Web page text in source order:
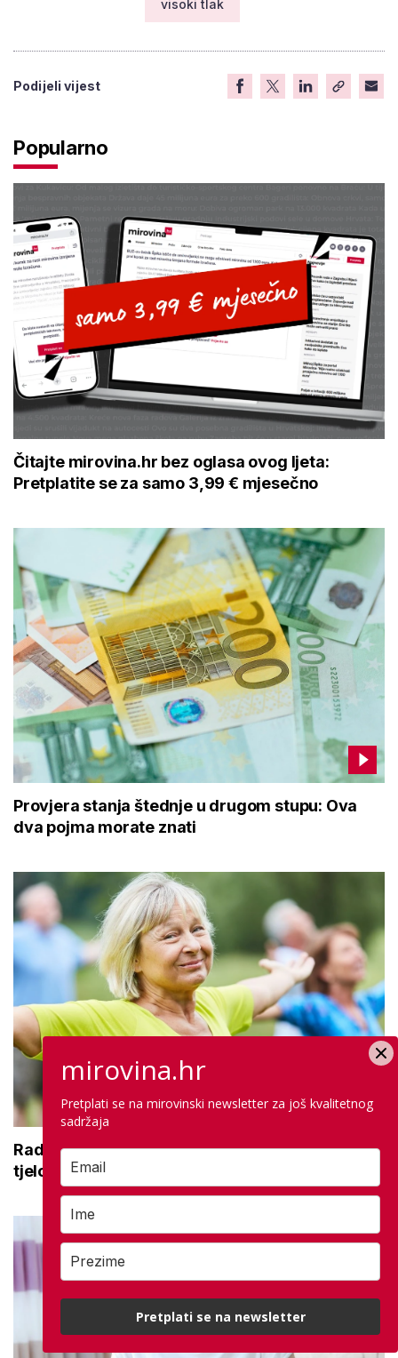
visoki tlak
Podijeli vijest
Popularno
Čitajte mirovina.hr bez oglasa ovog ljeta:
Pretplatite se za samo 3,99 € mjesečno
Provjera stanja štednje u drugom stupu: Ova
dva pojma morate znati
Radionice aktivnog starenja: Druženje,
tjelovježba i zdrava prehrana za umirovljenike
mirovina.hr
Pretplati se na mirovinski newsletter za još kvalitetnog
sadržaja
Pretplati se na newsletter